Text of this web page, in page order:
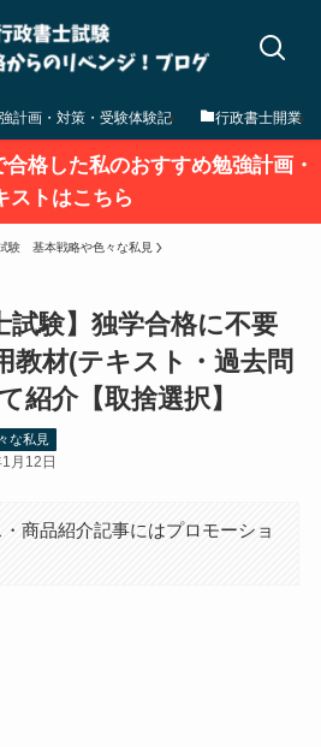
計画・対策・受験体験記 行政書士開業
格した私のおすすめ勉強計画・
ストはこちら
験 基本戦略や色々な私見
試験】独学合格に不要
教材(テキスト・過去問
紹介【取捨選択】
な私見
月12日
商品紹介記事にはプロモーショ